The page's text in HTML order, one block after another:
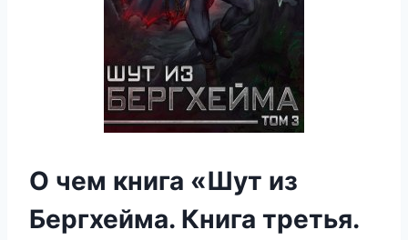
О чем книга «Шут из
Бергхейма. Книга третья.